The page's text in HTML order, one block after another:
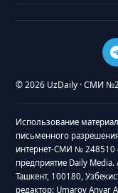
© 2026 UzDaily · СМИ
Использование
письменного
интернет-СМИ № 248510
предприятие Daily
Ташкент, 100180,
редактор: Umarov Anvar